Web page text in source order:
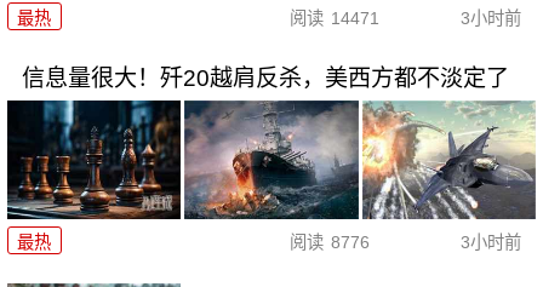
最热 阅读 14471 3小时前
信息量很大！歼20越肩反杀，美西方都不淡定了
最热 阅读 8776 3小时前